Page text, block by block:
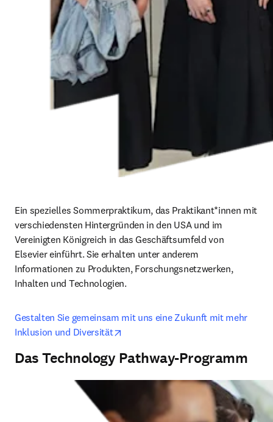
Ein spezielles Sommerpraktikum, das Praktikant*innen mit
verschiedensten Hintergründen in den USA und im
Vereinigten Königreich in das Geschäftsumfeld von
Elsevier einführt. Sie erhalten unter anderem
Informationen zu Produkten, Forschungsnetzwerken,
Inhalten und Technologien.
Gestalten Sie gemeinsam mit uns eine Zukunft mit mehr
Inklusion und Diversität
Das Technology Pathway-Programm